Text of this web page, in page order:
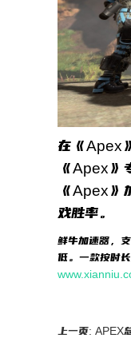
在《Apex
《Apex》
《Apex》
戏胜率。
鲜牛加速器，
低。一款按时
上一页: APEX